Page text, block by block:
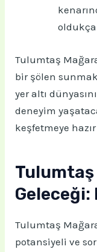
oldukça
Tulumtaş
bir şölen
yer altı
deneyim
keşfetmeye
Tulumtaş
Geleceği:
Tulumtaş
potansiyeli ve